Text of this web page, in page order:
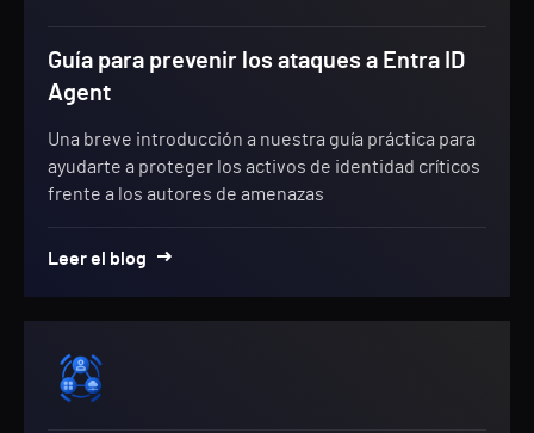
Guía para prevenir los ataques a Entra ID
Agent
Una breve introducción a nuestra guía práctica para
ayudarte a proteger los activos de identidad críticos
frente a los autores de amenazas
Leer el blog